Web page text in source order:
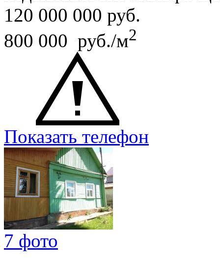
120 000 000 руб.
800 000 руб./м2
Показать телефон
7 фото